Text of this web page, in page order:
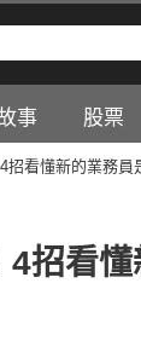
事 股票
招看懂新的業務員
招看